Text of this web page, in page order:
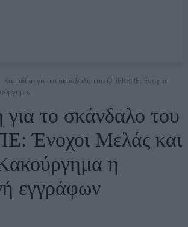
Καταδίκη για το σκάνδαλο του ΟΠΕΚΕΠΕ: Ένοχοι
για το σκάνδαλο του
Ένοχοι Μελάς και
η
εγγράφων